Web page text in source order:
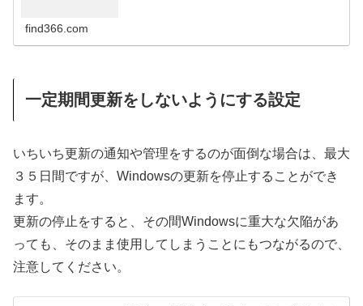
find366.com
一定期間更新をしないようにする設定
いちいち更新の通知や管理をするのが面倒な場合は、最大
３５日間ですが、Windowsの更新を停止することができ
ます。
更新の停止をすると、その間Windowsに重大な欠陥があ
っても、そのまま使用してしまうことにもつながるので、
注意してください。